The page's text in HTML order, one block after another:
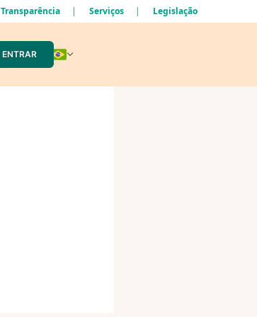
Transparência Serviços
Legislação
ENTRAR